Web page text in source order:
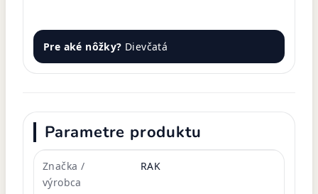
Pre aké nôžky? Dievčatá
Parametre produktu
Značka /
výrobca
RAK